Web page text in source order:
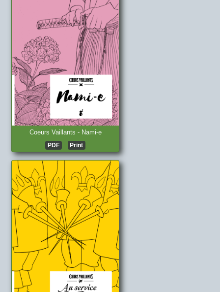
Coeurs Vaillants - Nami-e
PDF Print